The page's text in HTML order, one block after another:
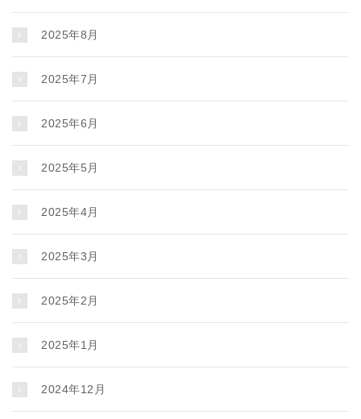
2025年8月
2025年7月
2025年6月
2025年5月
2025年4月
2025年3月
2025年2月
2025年1月
2024年12月